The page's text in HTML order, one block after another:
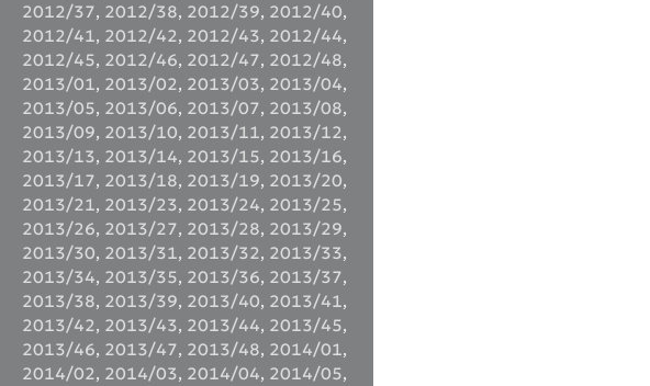
2012/37, 2012/38, 2012/39, 2012/40,
2012/41, 2012/42, 2012/43, 2012/44,
2012/45, 2012/46, 2012/47, 2012/48,
2013/01, 2013/02, 2013/03, 2013/04,
2013/05, 2013/06, 2013/07, 2013/08,
2013/09, 2013/10, 2013/11, 2013/12,
2013/13, 2013/14, 2013/15, 2013/16,
2013/17, 2013/18, 2013/19, 2013/20,
2013/21, 2013/23, 2013/24, 2013/25,
2013/26, 2013/27, 2013/28, 2013/29,
2013/30, 2013/31, 2013/32, 2013/33,
2013/34, 2013/35, 2013/36, 2013/37,
2013/38, 2013/39, 2013/40, 2013/41,
2013/42, 2013/43, 2013/44, 2013/45,
2013/46, 2013/47, 2013/48, 2014/01,
2014/02, 2014/03, 2014/04, 2014/05,